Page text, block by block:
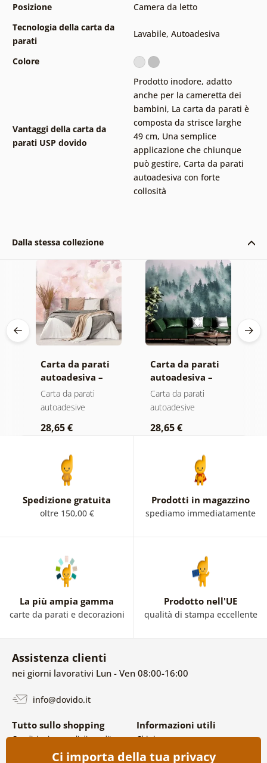
Posizione
Camera da letto
Tecnologia della carta da
parati
Lavabile, Autoadesiva
Colore
Vantaggi della carta da
parati USP dovido
Prodotto inodore, adatto
anche per la cameretta dei
bambini, La carta da parati è
composta da strisce larghe
49 cm, Una semplice
applicazione che chiunque
può gestire, Carta da parati
autoadesiva con forte
collosità
Dalla stessa collezione
Carta da parati
autoadesiva –
Foglie con
sfumatura
Carta da parati
autoadesive
28,65 €
Carta da parati
autoadesiva –
Foresta nella
nebbia
Carta da parati
autoadesive
28,65 €
Spedizione gratuita
oltre 150,00 €
Prodotti in magazzino
spediamo immediatamente
La più ampia gamma
carte da parati e decorazioni
Prodotto nell'UE
qualità di stampa eccellente
Assistenza clienti
nei giorni lavorativi Lun - Ven 08:00-16:00
info@dovido.it
Tutto sullo shopping
Condizioni generali di vendita e
Informazioni utili
Chi siamo
FAQ
Ci importa della tua privacy